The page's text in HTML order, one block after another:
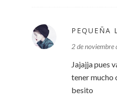
PEQUEÑA
2 de
Jajajja pues
tener mucho
besito